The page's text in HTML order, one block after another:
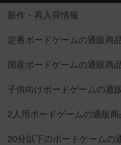
新作・再入荷情報
定番ボードゲームの通販商
国産ボードゲームの通販商
子供向けボードゲームの通
2人用ボードゲームの通販商
20分以下のボードゲームの